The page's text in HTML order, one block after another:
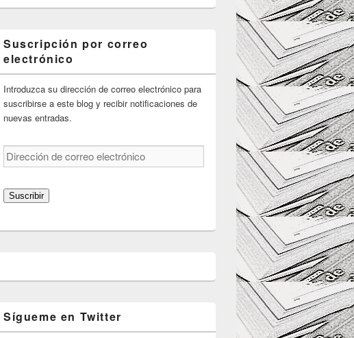
Suscripción por correo
electrónico
Introduzca su dirección de correo electrónico para
suscribirse a este blog y recibir notificaciones de
nuevas entradas.
Dirección
de
electrónico
Suscribir
Sígueme en Twitter